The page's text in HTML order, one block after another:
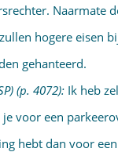
Naarmate
hogere eisen
gehanteerd.
(p. 4072):Ik heb
je voor een
hebt dan voor